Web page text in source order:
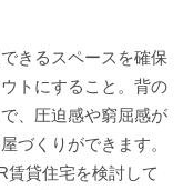
きるスペースを確保
トにすること。背の
、圧迫感や窮屈感が
づくりができます。
賃貸住宅を検討して